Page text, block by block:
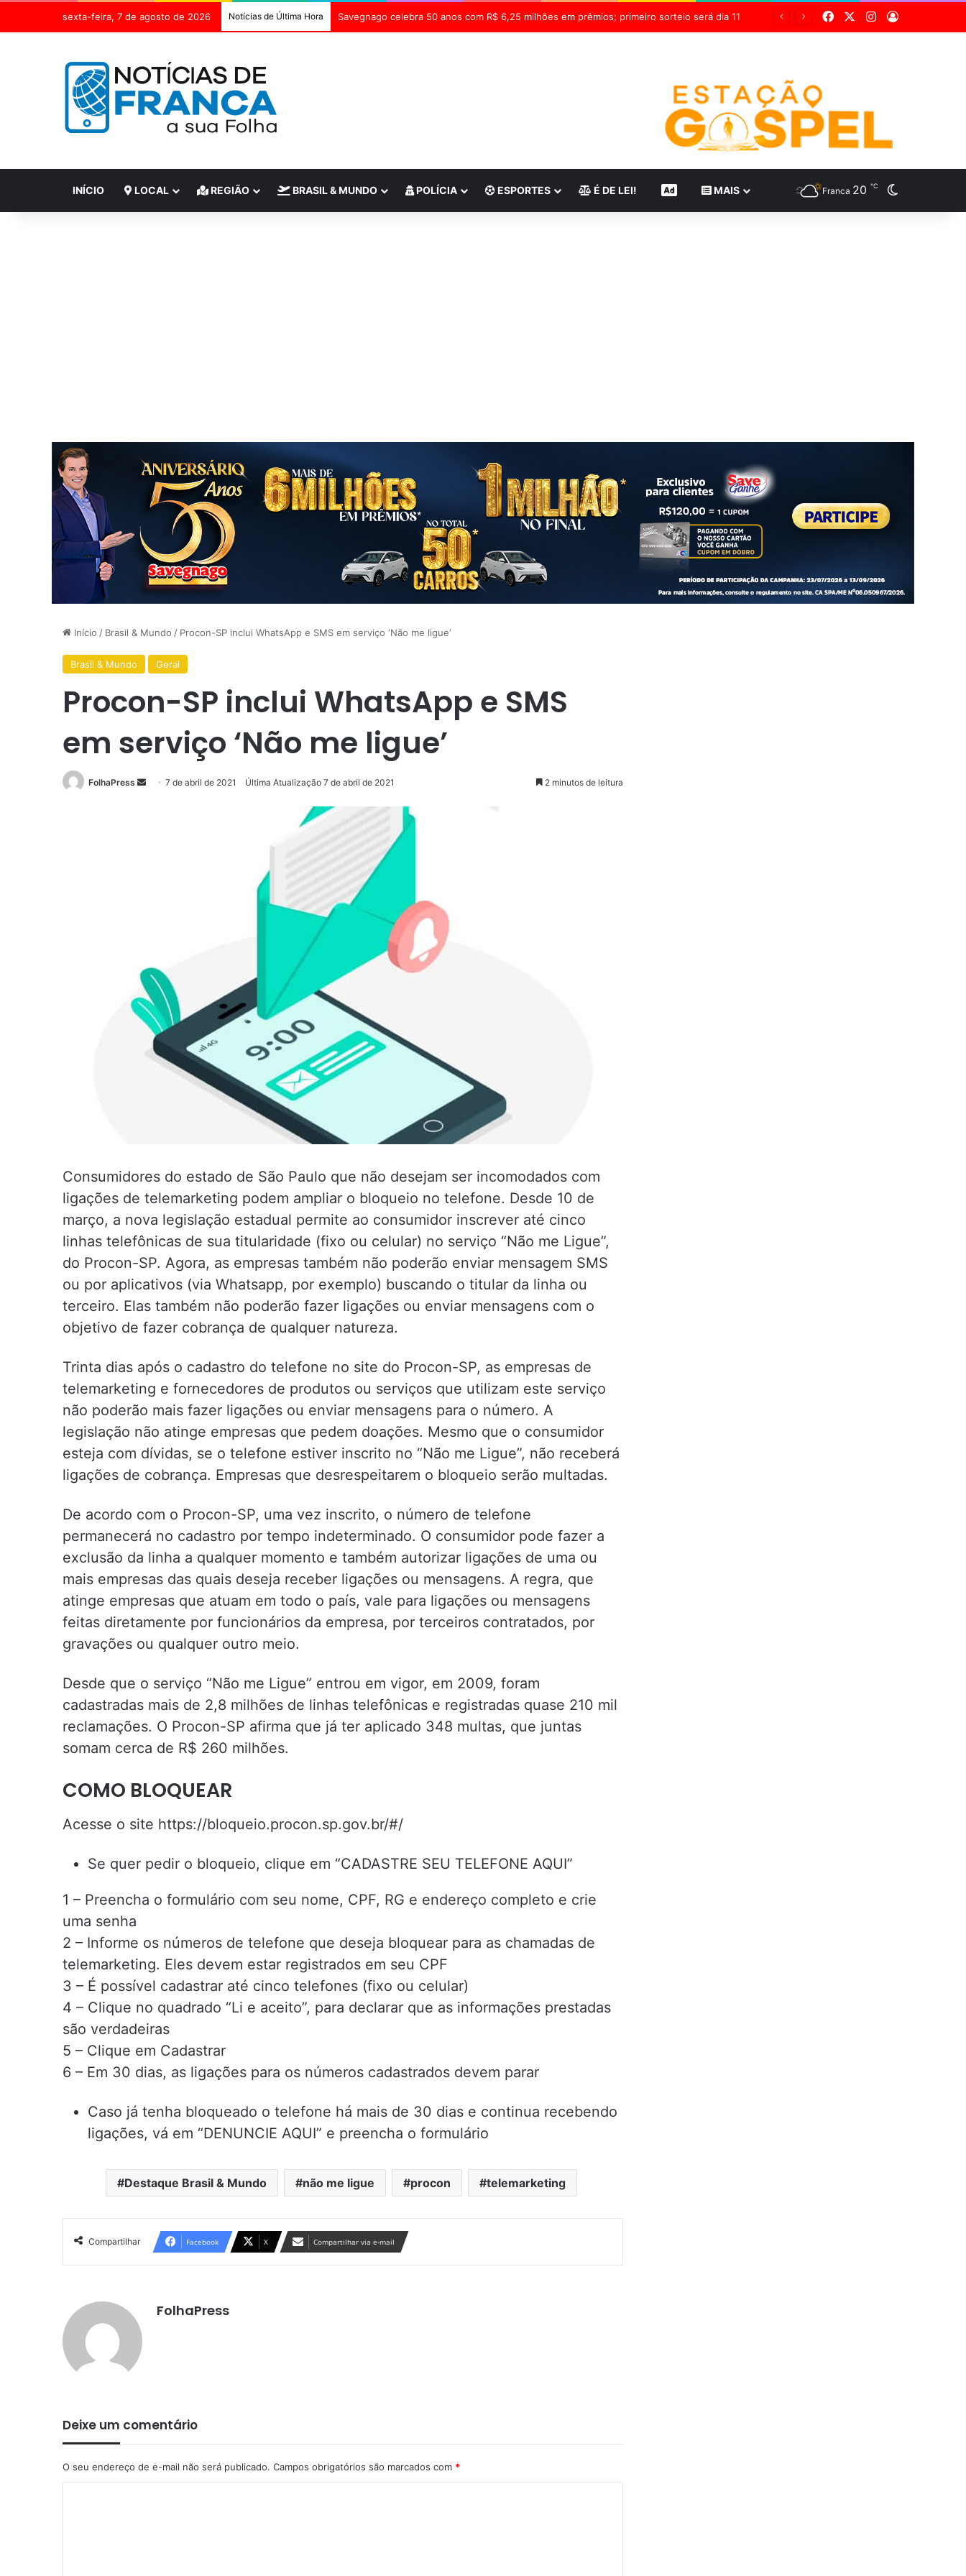
sexta-feira, 7 de agosto de 2026 Notícias de Última Hora FacebookInstagram
Entrar
INÍCIO LOCAL REGIÃO BRASIL & MUNDO POLÍCIA ESPORTES É DE LEI! CONTEÚDO DE MARCA
MAIS Franca 20 ℃
Início / Brasil & Mundo / Procon-SP inclui WhatsApp e SMS em serviço ‘Não me ligue’
Brasil & Mundo Geral
Procon-SP inclui WhatsApp e SMS
em serviço ‘Não me ligue’
FolhaPress
Mande7 de abril de 2021 Última Atualização 7 de abril de 2021 2 minutos de leitura
Consumidores do estado de São Paulo que não desejam ser incomodados com
ligações de telemarketing podem ampliar o bloqueio no telefone. Desde 10 de
março, a nova legislação estadual permite ao consumidor inscrever até cinco
linhas telefônicas de sua titularidade (fixo ou celular) no serviço “Não me Ligue”,
do Procon-SP. Agora, as empresas também não poderão enviar mensagem SMS
ou por aplicativos (via Whatsapp, por exemplo) buscando o titular da linha ou
terceiro. Elas também não poderão fazer ligações ou enviar mensagens com o
objetivo de fazer cobrança de qualquer natureza.
Trinta dias após o cadastro do telefone no site do Procon-SP, as empresas de
telemarketing e fornecedores de produtos ou serviços que utilizam este serviço
não poderão mais fazer ligações ou enviar mensagens para o número. A
legislação não atinge empresas que pedem doações. Mesmo que o consumidor
esteja com dívidas, se o telefone estiver inscrito no “Não me Ligue”, não receberá
ligações de cobrança. Empresas que desrespeitarem o bloqueio serão multadas.
De acordo com o Procon-SP, uma vez inscrito, o número de telefone
permanecerá no cadastro por tempo indeterminado. O consumidor pode fazer a
exclusão da linha a qualquer momento e também autorizar ligações de uma ou
mais empresas das quais deseja receber ligações ou mensagens. A regra, que
atinge empresas que atuam em todo o país, vale para ligações ou mensagens
feitas diretamente por funcionários da empresa, por terceiros contratados, por
gravações ou qualquer outro meio.
Desde que o serviço “Não me Ligue” entrou em vigor, em 2009, foram
cadastradas mais de 2,8 milhões de linhas telefônicas e registradas quase 210 mil
reclamações. O Procon-SP afirma que já ter aplicado 348 multas, que juntas
somam cerca de R$ 260 milhões.
COMO BLOQUEAR
Acesse o site https://bloqueio.procon.sp.gov.br/#/
Se quer pedir o bloqueio, clique em “CADASTRE SEU TELEFONE AQUI”
1 – Preencha o formulário com seu nome, CPF, RG e endereço completo e crie
uma senha
2 – Informe os números de telefone que deseja bloquear para as chamadas de
telemarketing. Eles devem estar registrados em seu CPF
3 – É possível cadastrar até cinco telefones (fixo ou celular)
4 – Clique no quadrado “Li e aceito”, para declarar que as informações prestadas
são verdadeiras
5 – Clique em Cadastrar
6 – Em 30 dias, as ligações para os números cadastrados devem parar
Caso já tenha bloqueado o telefone há mais de 30 dias e continua recebendo
ligações, vá em “DENUNCIE AQUI” e preencha o formulário
Destaque Brasil & Mundo não me ligue procon telemarketing
Compartilhar Facebook X Compartilhar via e-mail
FolhaPress
Deixe um comentário
O seu endereço de e-mail não será publicado. Campos obrigatórios são marcados com *